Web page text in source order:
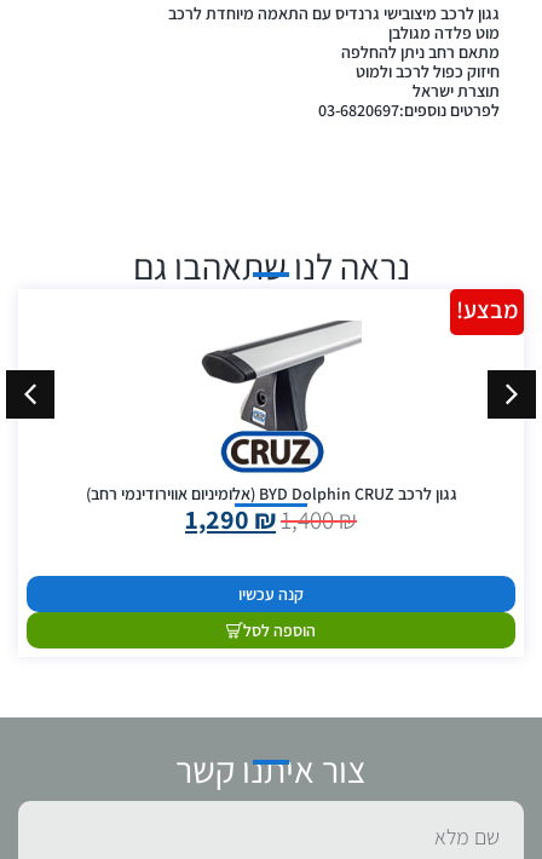
גגון לרכב מיצובישי גרנדיס עם התאמה מיוחדת לרכב
מוט פלדה מגולבן
מתאם רחב ניתן להחלפה
חיזוק כפול לרכב ולמוט
תוצרת ישראל
לפרטים נוספים:03-6820697
נראה לנו שתאהבו גם
גגון לרכב BYD Dolphin CRUZ (אלומיניום אווירודינמי רחב)
1,400₪
1,290₪
קנה עכשיו
הוספה לסל
מבצע!
צור איתנו קשר